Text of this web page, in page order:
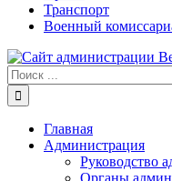
Транспорт
Военный
Результат
поиска:
Главная
Администрация
Руководство
Органы